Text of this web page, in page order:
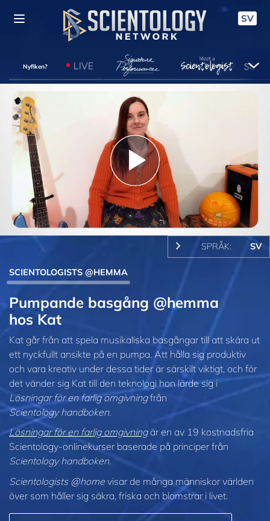
SV
Nyfiken? LIVE
Play
Video
SPRÅK: SV
SCIENTOLOGISTS @HEMMA
Pumpande basgång @hemma
hos Kat
Kat går från att spela musikaliska basgångar till att skära ut
ett nyckfullt ansikte på en pumpa. Att hålla sig produktiv
och vara kreativ under dessa tider är särskilt viktigt, och för
det vänder sig Kat till den teknologi hon lärde sig i
Lösningar för en farlig omgivningfrån
Scientology handboken.
Lösningar för en farlig omgivningär en av 19 kostnadsfria
Scientology-onlinekurser baserade på principer från
Scientology handboken.
Scientologists @home visar de många människor världen
över som håller sig säkra, friska och blomstrar i livet.